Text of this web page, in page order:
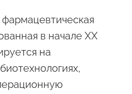
в начале XX
на